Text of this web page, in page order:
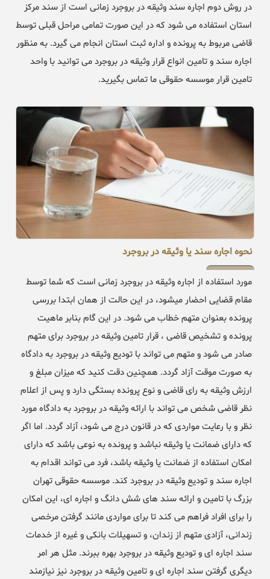
در روش دوم اجاره سند وثیقه در بروجرد زمانی است از سند مرکز
استان استفاده می شود که در این صورت تمامی مراحل قبلی توسط
قاضی مربوط به پرونده و اداره ثبت استان انجام می گیرد. به منظور
اجاره سند و تامین انواع قرار وثیقه در بروجرد می توانید با واحد
تامین قرار موسسه حقوقی ما تماس بگیرید.
نحوه اجاره سند یا وثیقه در بروجرد
مورد استفاده از اجاره وثیقه در بروجرد زمانی است که شما توسط
مقام قضایی احضار میشود، در این حالت از همان ابتدا بررسی
پرونده بعنوان متهم خطاب می شود. در این گام بنابر ماهیت
پرونده و تشخیص قاضی ، قرار تامین وثیقه در بروجرد برای متهم
صادر می شود و متهم می تواند با تودیع وثیقه در بروجرد به دادگاه
به صورت موقت آزاد گردد. همچنین دقت کنید که میزان مبلغ و
ارزش وثیقه به رای قاضی و نوع پرونده بستگی دارد و پس از اعلام
نظر قاضی شخص می تواند با ارائه وثیقه در بروجرد به دادگاه مورد
نظر و با رعایت مواردی که در قانون درج می شود، آزاد گردد. اما اگر
که دارای ضمانت یا وثیقه نباشد و پرونده به نوعی باشد که دارای
امکان استفاده از ضمانت یا وثیقه باشد، فرد می تواند اقدام به
اجاره سند و تودیع وثیقه در بروجرد کند. موسسه حقوقی تهران
بزرگ با تامین و ارائه سند های شش دانگ و اجاره ای، این امکان
را برای افراد فراهم می کند تا برای مواردی مانند گرفتن مرخصی
زندانی، آزادی متهم از زندان، و تسهیلات بانکی و غیره از خدمات
سند اجاره ای و تودیع وثیقه در بروجرد بهره ببرند. مثل هر امر
دیگری گرفتن سند اجاره ای و تامین وثیقه در بروجرد نیز نیازمند